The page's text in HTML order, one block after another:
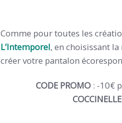
Comme pour toutes les
L’Intemporel, en choisissant
créer votre pantalon
CODE PROMO : -10€
COCCINELLE